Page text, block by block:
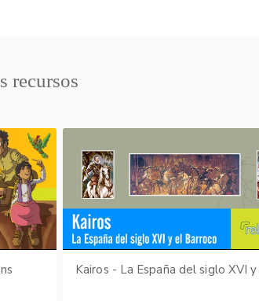
recursos